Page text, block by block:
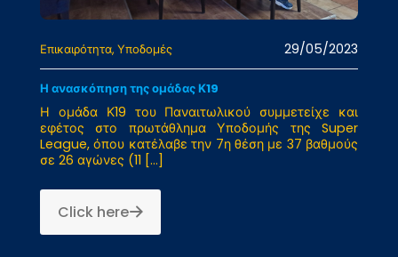
Επικαιρότητα Υποδομές 29/05/2023
Η ανασκόπηση της ομάδας Κ19
Η ομάδα Κ19 του Παναιτωλικού συμμετείχε και
εφέτος στο πρωτάθλημα Υποδομής της Super
League, όπου κατέλαβε την 7η θέση με 37 βαθμούς
σε 26 αγώνες (11 […]
Click here